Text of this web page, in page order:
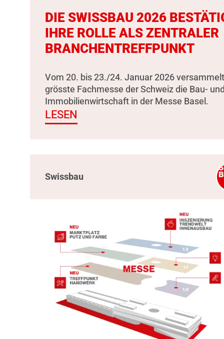
DIE SWISSBAU 2026
IHRE ROLLE ALS ZENTRALER
BRANCHENTREFFPUNKT
Vom 20. bis 23./24. Januar 2026
grösste Fachmesse der Schweiz die Bau-
Immobilienwirtschaft in der Messe Basel.
LESEN
Swissbau